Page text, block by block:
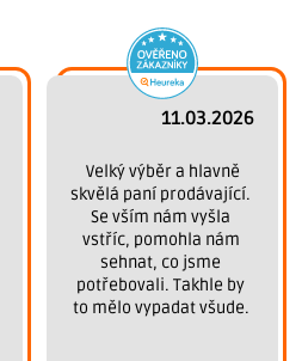
11.03.2026
skvělá paní prodávající.
Se vším nám vyšla
vstříc, pomohla nám
sehnat, co jsme
potřebovali. Takhle by
to mělo vypadat všude.